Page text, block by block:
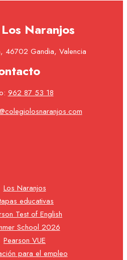
Naranjos
46702 Gandia, Valencia
962 87 53 18
Los Naranjos
educativas
Test of English
School 2026
Pearson VUE
para el empleo